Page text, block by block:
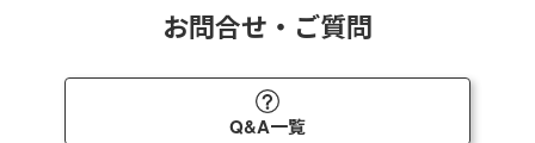
お問合せ・ご質問
Q&A一覧